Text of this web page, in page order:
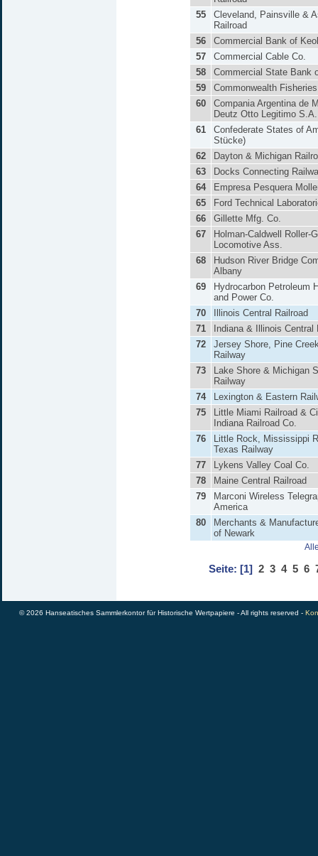
55
Cleveland, Painsville &
Railroad
56
Commercial Bank of
57
Commercial Cable Co.
58
Commercial State Bank
59
Commonwealth Fisheries
60
Compania Argentina de
Deutz Otto Legitimo S.A.
61
Confederate States of
Stücke)
62
Dayton & Michigan
63
Docks Connecting
64
Empresa Pesquera
65
Ford Technical
66
Gillette Mfg. Co.
67
Holman-Caldwell Roller-
Locomotive Ass.
68
Hudson River Bridge
Albany
69
Hydrocarbon Petroleum
and Power Co.
70
Illinois Central Railroad
71
Indiana & Illinois Central
72
Jersey Shore, Pine
Railway
73
Lake Shore & Michigan
Railway
74
Lexington & Eastern
75
Little Miami Railroad &
Indiana Railroad Co.
76
Little Rock, Mississippi
Texas Railway
77
Lykens Valley Coal Co.
78
Maine Central Railroad
79
Marconi Wireless
America
80
Merchants &
of Newark
Seite: [1] 2 3 4 5 6
© 2026 Hanseatisches Sammlerkontor für Historische Wertpapiere - All rights reserved -